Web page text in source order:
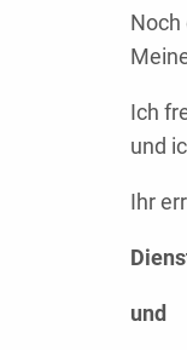
Noch
Ich
und
Ihr
und